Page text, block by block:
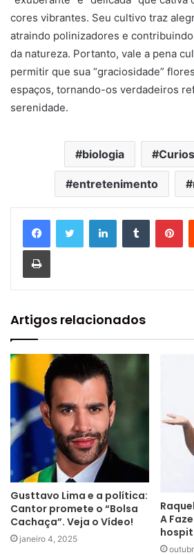
cores vibrantes. Seu cultivo traz
atraindo polinizadores e
da natureza. Portanto, vale a pena
permitir que sua “graciosidade”
espaços, tornando-os verdadeiros
serenidade.
biologia
entretenimento
Artigos relacionados
Gusttavo Lima e a política:
Cantor promete o “Bolsa
Cachaça”. Veja o Vídeo!
janeiro 4, 2025
A